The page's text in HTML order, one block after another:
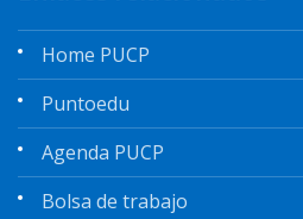
Home PUCP
Puntoedu
Agenda PUCP
Bolsa de trabajo